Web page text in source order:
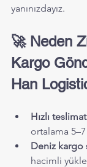
yanınızdayız.
🚀 Neden
Kargo
Han
Hızlı
ortalama
Deniz kargo
hacimli